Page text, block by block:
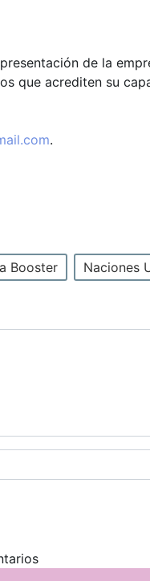
de la
que acrediten su
.
Booster Naciones